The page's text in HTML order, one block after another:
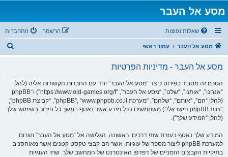
מסע אל העבר
שאלות נפוצות התחברות הרשמה
מסע אל העבר עמוד ראשי
מסע אל העבר - מדיניות הפרטיות
הסכם זה מסביר בפירוט כיצד “מסע אל העבר” יחד עם החברות הקשורות אליה (להלן
“אנחנו”, “אותנו”, “שלנו”, “מסע אל העבר”, “https://www.old-games.org/f”) ו־phpBB
(להלן “הם”, “אותם”, “שלהם”, “מערכת phpBB”, “www.phpbb.co.il”, “קבוצת phpBB”,
“צוות phpBB הישראלי”) משתמשים בכל מידע אשר נאסף במשך כל חיבור בשימוש שלך
(להלן “המידע שלך”).
המידע שלך נאסף בעזרת שתי דרכים. ראשונה, הגלישה אל “מסע אל העבר” תגרום
למערכת phpBB ליצור מספר של עוגיות, אשר הם קבצי טקסט קטנים אשר מאוחסנים
בתיקיית הקבצים הזמניים של דפדפן האינטרנט של המחשב שלך. שתי העוגיות